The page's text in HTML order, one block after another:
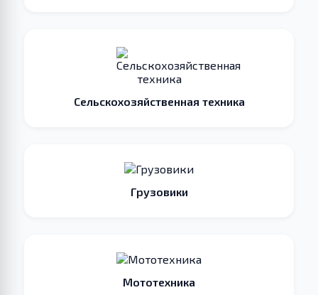
Сельскохозяйственная техника
Грузовики
Мототехника